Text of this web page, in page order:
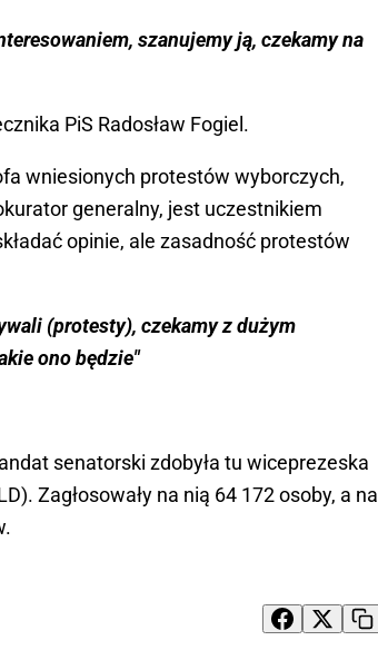
szanujemy ją, czekamy na
PiS Radosław Fogiel.
wniesionych protestów wyborczych,
generalny, jest uczestnikiem
opinie, ale zasadność protestów
(protesty), czekamy z dużym
ono będzie"
senatorski zdobyła tu wiceprezeska
Zagłosowały na nią 64 172 osoby, a na